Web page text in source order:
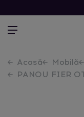
Acasă Mobilă
PANOU FIER